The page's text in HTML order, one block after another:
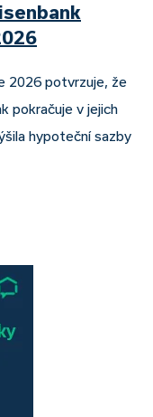
2026 potvrzuje, že
pokračuje v jejich
hypoteční sazby